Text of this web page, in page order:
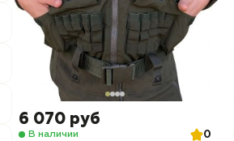
6 070 руб
В наличии
0